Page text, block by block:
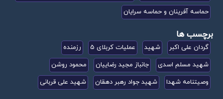
حماسه آفرینان و حماسه سرایان
برچسب ها
گردان علی اکبر شهید عملیات کربلای 5
رزمنده
شهید مسلم اسدی
جانباز مجید رضاییان
محمود روشن
وصیتنامه شهدا
شهید جواد رهبر دهقان شهید علی قربانی